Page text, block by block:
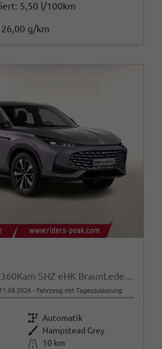
5,50 l/100km
g/km
11.09.2026 Fahrzeug mit Tageszulassung
Getriebe Automatik
Außenfarbe
Hampstead Grey
Kilometerstand
10 km